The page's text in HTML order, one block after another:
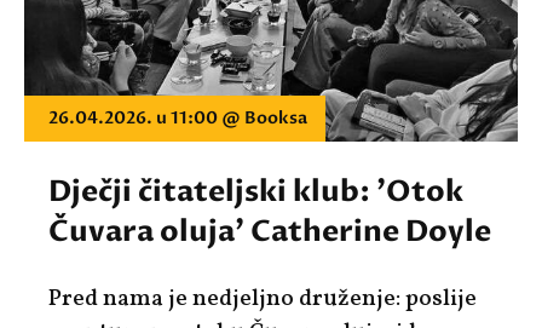
26.04.2026. u 11:00 @ Booksa
Dječji čitateljski klub: 'Otok
Čuvara oluja' Catherine Doyle
Pred nama je nedjeljno druženje: poslije